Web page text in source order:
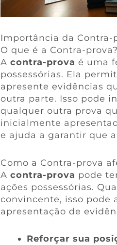
Importância da Contra-
O que é a Contra-prova?
A contra-prova é uma
possessórias. Ela
apresente evidências
outra parte. Isso pode
qualquer outra prova
inicialmente
e ajuda a garantir que
Como a Contra-prova
A contra-prova pode
ações possessórias.
convincente, isso pode
apresentação de
Reforçar sua